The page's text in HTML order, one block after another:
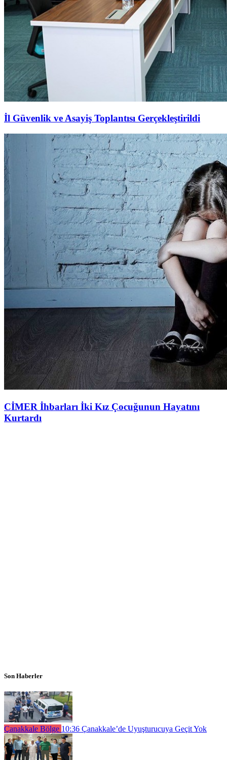
İl Güvenlik ve Asayiş Toplantısı Gerçekleştirildi
CİMER İhbarları İki Kız Çocuğunun Hayatını
Kurtardı
Son Haberler
Çanakkale Bölge 10:36 Çanakkale’de Uyuşturucuya Geçit Yok